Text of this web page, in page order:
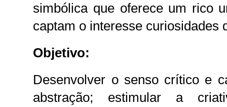
simbólica que oferece um rico
captam o interesse curiosidades
Objetivo:
Desenvolver o senso crítico e
abstração; estimular a